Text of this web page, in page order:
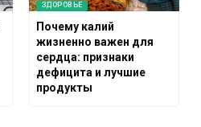
ЗДОРОВЬЕ
Почему калий
жизненно важен для
сердца: признаки
дефицита и лучшие
продукты